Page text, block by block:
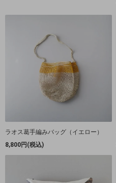
ラオス葛手編みバッグ（イエロー）
8,800円(税込)